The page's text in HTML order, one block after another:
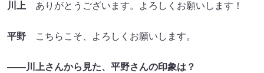
川上 ありがとうございます。よろしくお願いします！
平野 こちらこそ、よろしくお願いします。
――川上さんから見た、平野さんの印象は？